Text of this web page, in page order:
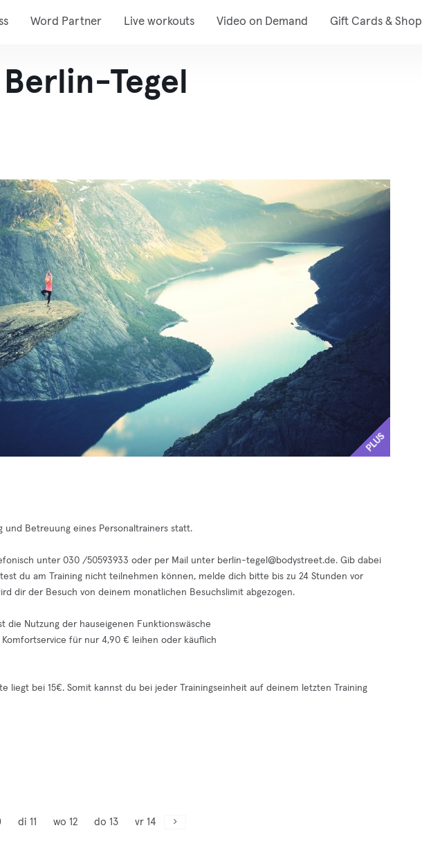
Word Partner Live workouts Video on Demand Gift Cards & Shop
Tegel
PLUS
und Betreuung eines Personaltrainers statt.
unter 030 /50593933 oder per Mail unter berlin-tegel@bodystreet.de. Gib dabei
du am Training nicht teilnehmen können, melde dich bitte bis zu 24 Stunden vor
dir der Besuch von deinem monatlichen Besuchslimit abgezogen.
die Nutzung der hauseigenen Funktionswäsche
für nur 4,90 € leihen oder käuflich
liegt bei 15€. Somit kannst du bei jeder Trainingseinheit auf deinem letzten Training
di 11 wo 12 do 13 vr 14